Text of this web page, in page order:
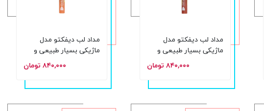
مداد لب دیفکتو مدل
ماژیکی بسیار طبیعی و
۸۴۰,۰۰۰ تومان
مداد لب دیفکتو مدل
ماژیکی بسیار طبیعی و
۸۴۰,۰۰۰ تومان